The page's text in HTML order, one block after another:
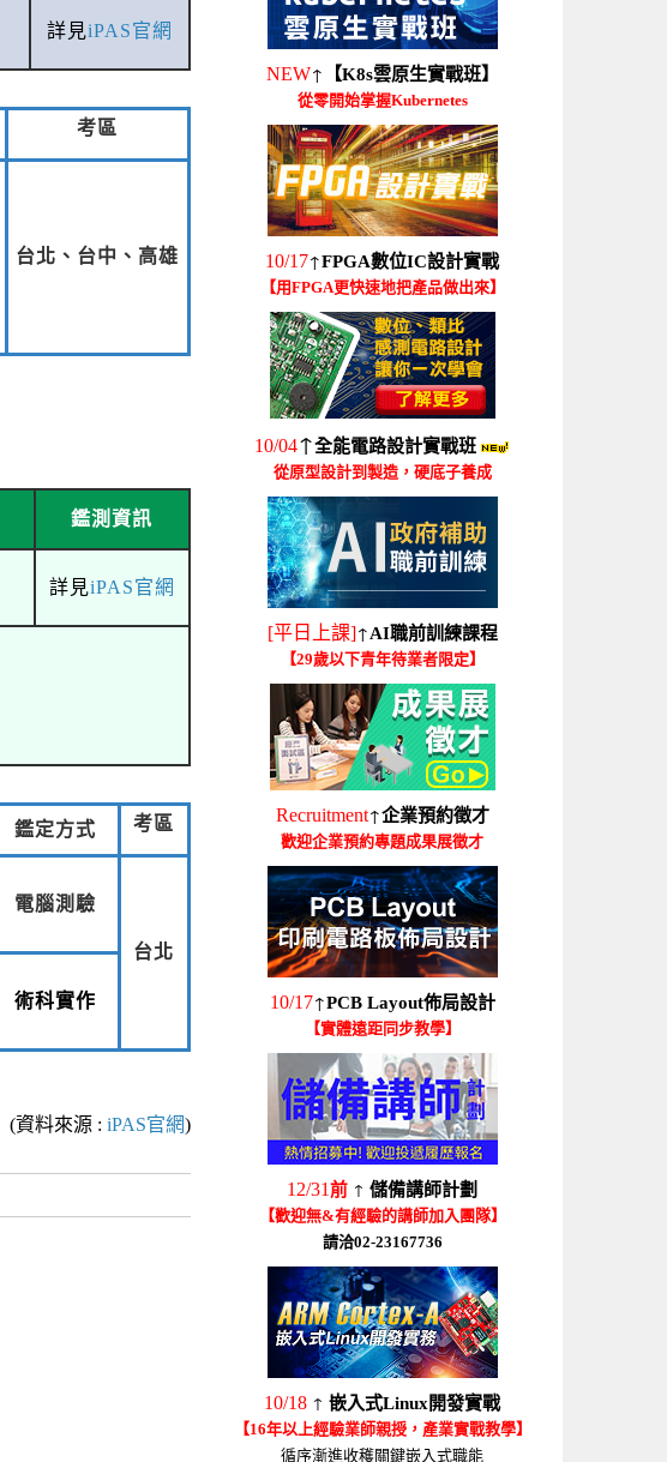
詳見iPAS官網
考區
台北、台中、高雄
鑑測資訊
詳見iPAS官網
鑑定方式 考區
電腦測驗
台北
術科實作
(資料來源 :iPAS官網)
NEW↑ 【K8s雲原生實戰班】
從零開始掌握Kubernetes
10/17↑FPGA數位IC設計實戰
【用FPGA更快速地把產品做出來】
10/04↑全能電路設計實戰班
從原型設計到製造，硬底子養成
[平日上課]↑AI職前訓練課程
【29歲以下青年待業者限定】
Recruitment↑企業預約徵才
歡迎企業預約專題成果展徵才
10/17↑PCB Layout佈局設計
【實體遠距同步教學】
12/31前 ↑ 儲備講師計劃
【歡迎無&有經驗的講師加入團隊】
請洽02-23167736
10/18 ↑ 嵌入式Linux開發實戰
【16年以上經驗業師親授，產業實戰教學】
循序漸進收穫關鍵嵌入式職能